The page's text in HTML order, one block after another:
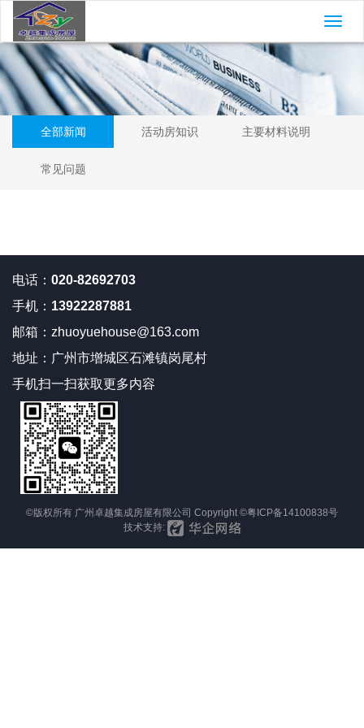
切
换
全部新闻 活动房知识 主要材料说明
常见问题
电话： 020-82692703
手机： 13922287881
邮箱： zhuoyuehouse@163.com
地址： 广州市增城区石滩镇岗尾村
手机扫一扫获取更多内容
©版权所有 广州卓越集成房屋有限公司 Copyright ©粤ICP备14100838号
技术支持: